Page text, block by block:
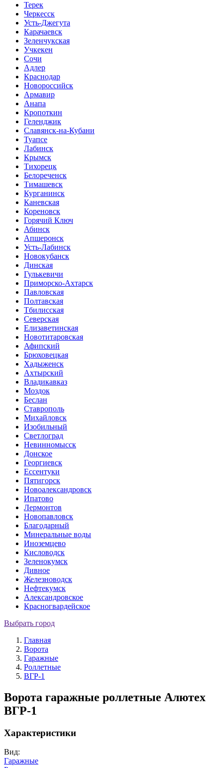
Терек
Черкесск
Усть-Джегута
Карачаевск
Зеленчукская
Учкекен
Сочи
Адлер
Краснодар
Новороссийск
Армавир
Анапа
Кропоткин
Геленджик
Славянск-на-Кубани
Туапсе
Лабинск
Крымск
Тихорецк
Белореченск
Тимашевск
Курганинск
Каневская
Кореновск
Горячий Ключ
Абинск
Апшеронск
Усть-Лабинск
Новокубанск
Динская
Гулькевичи
Приморско-Ахтарск
Павловская
Полтавская
Тбилисская
Северская
Елизаветинская
Новотитаровская
Афипский
Брюховецкая
Хадыженск
Ахтырский
Владикавказ
Моздок
Беслан
Ставрополь
Михайловск
Изобильный
Светлоград
Невинномысск
Донское
Георгиевск
Ессентуки
Пятигорск
Новоалександровск
Ипатово
Лермонтов
Новопавловск
Благодарный
Минеральные воды
Иноземцево
Кисловодск
Зеленокумск
Дивное
Железноводск
Нефтекумск
Александровское
Красногвардейское
Выбрать город
Главная
Ворота
Гаражные
Роллетные
ВГР-1
Ворота гаражные роллетные Алютех
ВГР-1
Характеристики
Вид:
Гаражные